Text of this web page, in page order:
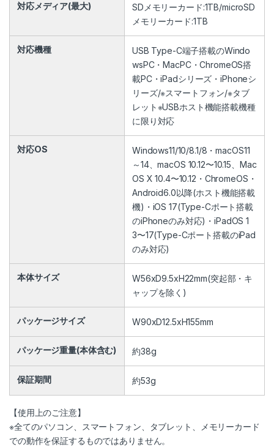
対応メディア(最大)
SDメモリーカード:1TB/microSD
メモリーカード:1TB
対応機種
USB Type-C端子搭載のWindo
wsPC・MacPC・ChromeOS搭
載PC・iPadシリーズ・iPhoneシ
リーズ/※スマートフォン/※タブ
レット※USBホスト機能搭載機種
に限り対応
対応OS
Windows11/10/8.1/8・macOS11
～14、macOS 10.12〜10.15、Mac
OS X 10.4〜10.12・ChromeOS・
Android6.0以降(ホスト機能搭載
機)・iOS 17(Type-Cポート搭載
のiPhoneのみ対応)・iPadOS 1
3〜17(Type-Cポート搭載のiPad
のみ対応)
本体サイズ
W56xD9.5xH22mm(突起部・キ
ャップを除く)
パッケージサイズ W90xD12.5xH155mm
パッケージ重量(本体含む) 約38g
保証期間 約53g
【使用上のご注意】
※全てのパソコン、スマートフォン、タブレット、メモリーカード
での動作を保証するものではありません。